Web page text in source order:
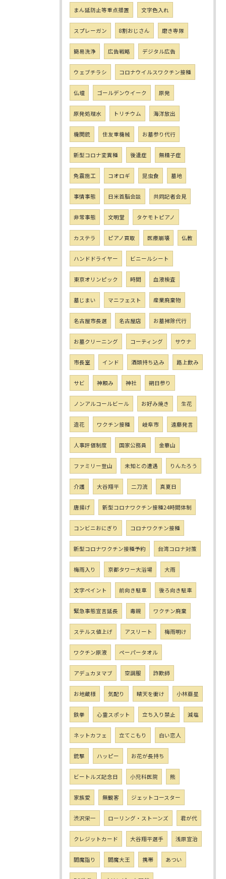
まん延防止等重点措置 文字色入れ
スプレーガン 8割おじさん 磨き専隊
簡易洗浄 広告戦略 デジタル広告
ウェブチラシ コロナウイルスワクチン接種
仏壇 ゴールデンウイーク 原発
原発処理水 トリチウム 海洋放出
機関銃 住友重機械 お墓参り代行
新型コロナ変異種 後遺症 無精子症
免震施工 コオロギ 昆虫食 墓地
事情事態 日米首脳会談 共同記者会見
非常事態 文明堂 タケモトピアノ
カステラ ピアノ買取 医療崩壊 仏教
ハンドドライヤー ビニールシート
東京オリンピック 時間 血液検査
墓じまい マニフェスト 産業廃棄物
名古屋市長選 名古屋店 お墓掃除代行
お墓クリーニング コーティング サウナ
市長室 インド 酒類持ち込み 路上飲み
サビ 神頼み 神社 朔日参り
ノンアルコールビール お好み焼き 生花
造花 ワクチン接種 岐阜市 遠藤発言
人事評価制度 国家公務員 金華山
ファミリー登山 未知との遭遇 りんたろう
介護 大谷翔平 二刀流 真夏日
唐揚げ 新型コロナワクチン接種24時間体制
コンビニおにぎり コロナワクチン接種
新型コロナワクチン接種予約 台湾コロナ対策
梅雨入り 京都タワー大浴場 大雨
文字ペイント 前向き駐車 後ろ向き駐車
緊急事態宣言延長 毒親 ワクチン廃棄
ステルス値上げ アスリート 梅雨明け
ワクチン原液 ペーパータオル
アデュカヌマブ 空調服 詐欺師
お地蔵様 気配り 晴天を衝け 小林亜星
鉄拳 心霊スポット 立ち入り禁止 減塩
ネットカフェ 立てこもり 白い恋人
銃撃 ハッピー お花が長持ち
ビートルズ記念日 小児科医院 熊
家族愛 無観客 ジェットコースター
渋沢栄一 ローリング・ストーンズ 君が代
クレジットカード 大谷翔平選手 浅原宣治
閻魔詣り 閻魔大王 携帯 あつい